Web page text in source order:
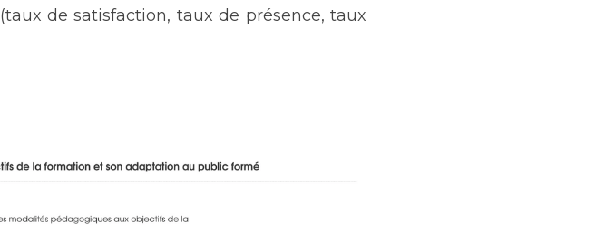
(taux de satisfaction, taux de présence, taux